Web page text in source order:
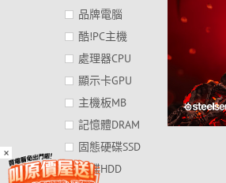
×
品牌電腦
酷!PC主機
處理器CPU
顯示卡GPU
主機板MB
記憶體DRAM
固態硬碟SSD
硬碟HDD